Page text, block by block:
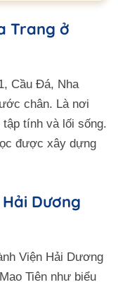
Dương học
– tự hào về
Nha Trang
Trang ở
Cầu Đá, Nha
chân. Là nơi
tính và lối sống.
được xây dựng
Dương
Viện Hải Dương
Tiên như biểu